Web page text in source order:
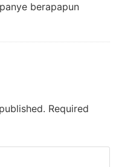
berapapun
Required